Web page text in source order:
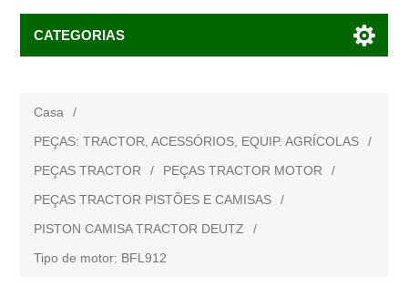
CATEGORIAS
Casa
/
PEÇAS: TRACTOR, ACESSÓRIOS, EQUIP. AGRÍCOLAS
/
PEÇAS TRACTOR
/ PEÇAS TRACTOR MOTOR
/
PEÇAS TRACTOR PISTÕES E CAMISAS
/
PISTON CAMISA TRACTOR DEUTZ
/
Tipo de motor: BFL912